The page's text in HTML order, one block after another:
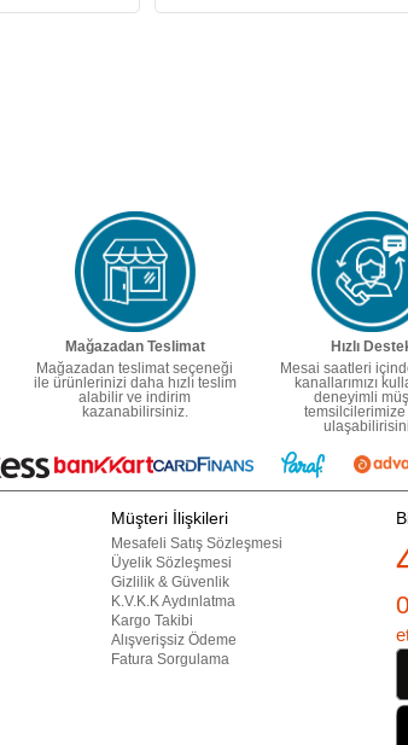
Mağazadan Teslimat
Mağazadan teslimat seçeneği
ile ürünlerinizi daha hızlı teslim
alabilir ve indirim
kazanabilirsiniz.
Hızlı
Mesai saatleri
kanallarımızı
deneyimli
temsilcilerimize
Müşteri İlişkileri
Mesafeli Satış Sözleşmesi
Üyelik Sözleşmesi
Gizlilik & Güvenlik
K.V.K.K Aydınlatma
Kargo Takibi
Alışverişsiz Ödeme
Fatura Sorgulama